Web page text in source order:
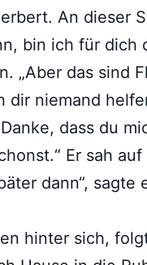
An dieser
bin ich für dich
„Aber das sind
dir niemand
dass du
Er sah
dann“,
hinter sich,